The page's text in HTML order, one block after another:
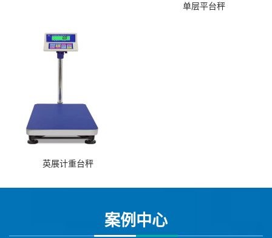
单层平台秤
英展计重台秤
案例中心